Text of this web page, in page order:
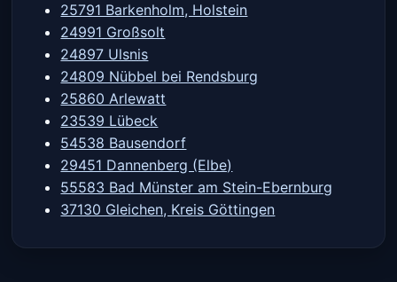
25791 Barkenholm, Holstein
24991 Großsolt
24897 Ulsnis
24809 Nübbel bei Rendsburg
25860 Arlewatt
23539 Lübeck
54538 Bausendorf
29451 Dannenberg (Elbe)
55583 Bad Münster am Stein-Ebernburg
37130 Gleichen, Kreis Göttingen